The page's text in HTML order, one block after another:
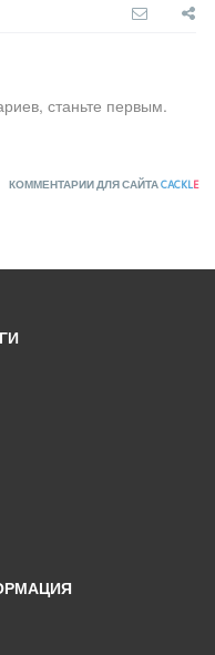
БРИЗЕРЫ
станьте первым.
КОММЕНТАРИИ ДЛЯ САЙТАCACKLE